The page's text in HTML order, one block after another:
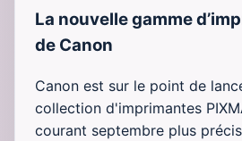
La nouvelle gamme
de Canon
Canon est sur le point de
collection d'imprimantes
courant septembre plus